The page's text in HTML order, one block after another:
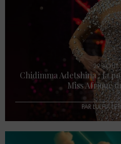
29 AOÛT
Chidimma Adetshina : la
Miss Afrique
PAR LULHA